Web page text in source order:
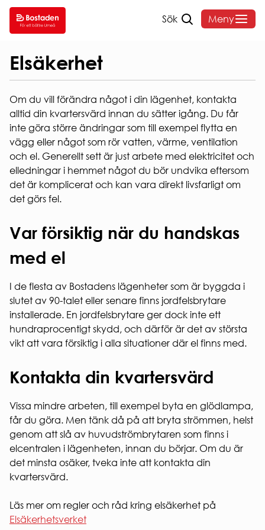
Sök Meny
SÖK
LEDIGT
SÖK
LEDIGT
VÅRA
OMRÅDEN
Hyreslägenheter
Studentlägenheter
Seniorboende
HUR
JAG
Regler och krav
studentbostäder.
Ansök om
studentbostad
DITT
BOENDE
HYRA
Hyressättning
FELANMÄLAN
HEMFÖRSÄKRING
INTERNET
& TV
PARKERING
och
hybridbil
Korttidsavtal
parkeringsplats
KVARTERSVÄRDAR
SÄKERHET
Elsäkerhet
Gårdssäkerhet
HEMMAFINT
HUSKURAGE
VANLIGA
FRÅGOR
BLANKETTER
AKTIVA
UNDERSÖKNINGAR
OM
Styrelse
Bostadens
Broschyrer
ARBETA
HOS
VÅR
hållbarhet
Ekologisk
hållbarhet
VI
BYGGER
Hem/Ditt boende Elsäkerhet
Elsäkerhet
Om du vill förändra något i din lägenhet, kontakta
alltid din kvartersvärd innan du sätter igång. Du får
inte göra större ändringar som till exempel flytta en
vägg eller något som rör vatten, värme, ventilation
och el. Generellt sett är just arbete med elektricitet och
elledningar i hemmet något du bör undvika eftersom
det är komplicerat och kan vara direkt livsfarligt om
det görs fel.
Var försiktig när du handskas
med el
I de flesta av Bostadens lägenheter som är byggda i
slutet av 90-talet eller senare finns jordfelsbrytare
installerade. En jordfelsbrytare ger dock inte ett
hundraprocentigt skydd, och därför är det av största
vikt att vara försiktig i alla situationer där el finns med.
Kontakta din kvartersvärd
Vissa mindre arbeten, till exempel byta en glödlampa,
får du göra. Men tänk då på att bryta strömmen, helst
genom att slå av huvudströmbrytaren som finns i
elcentralen i lägenheten, innan du börjar. Om du är
det minsta osäker, tveka inte att kontakta din
kvartersvärd.
Läs mer om regler och råd kring elsäkerhet på
Elsäkerhetsverket